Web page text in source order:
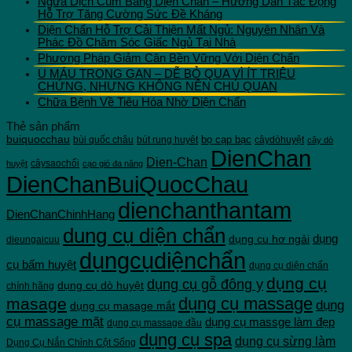
210.000 VNĐ
Hỗ Trợ Tăng Cường Sức Đề Kháng
Diện Chẩn Hỗ Trợ Cải Thiện Mất Ngủ: Nguyên Nhân Và
Phác Đồ Chăm Sóc Giấc Ngủ Tại Nhà
Phương Pháp Giảm Cân Bền Vững Với Diện Chẩn
U MÁU TRONG GAN – DỄ BỎ QUA VÌ ÍT TRIỆU
CHỨNG, NHƯNG KHÔNG NÊN CHỦ QUAN
Chữa Bệnh Về Tiêu Hóa Nhờ Diện Chẩn
Thẻ sản phẩm
buiquocchau bùi quốc châu bút rung huyêt bọ cạp bạc câydòhuyệt cây dò
huyệt câysaochổi cạo gió đa năng Dien-Chan DienChan
DienChanBuiQuocChau
DienChanChinhHang dienchanthantam
dieungaicuu dung cụ diện chẩn dụng cu hơ ngải dụng
cụ bấm huyệt dụngcụdiệnchẩn dụng cụ diện chẩn
chính hãng dụng cụ dò huyệt dụng cụ gỗ đông y dụng cụ
masage dụng cụ masage mắt dụng cụ massage dụng
cụ massage mặt dụng cụ massage đầu dụng cụ massge làm đẹp
Dụng Cụ Nắn Chỉnh Cột Sống dụng cụ spa dụng cụ sừng làm